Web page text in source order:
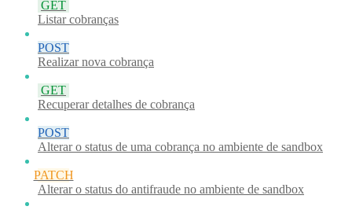
GET
Listar cobranças
POST
Realizar nova cobrança
GET
Recuperar detalhes de cobrança
POST
Alterar o status de uma cobrança no ambiente de sandbox
PATCH
Alterar o status do antifraude no ambiente de sandbox